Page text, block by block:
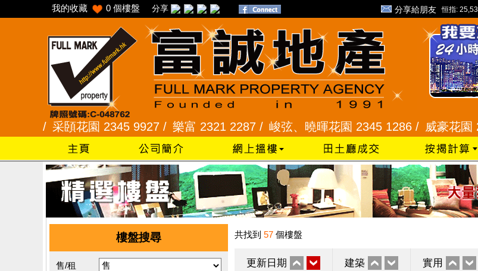
我的收藏 0 個樓盤 分享 分享給朋友 恒指:
采頣花園 2345 9927 / 樂富 2321 2287 / 峻弦、曉暉花園 2345 1286 / 威豪花園 2345
樓盤搜尋
售/租
共找到 57 個樓盤
更新日期 建築 實用